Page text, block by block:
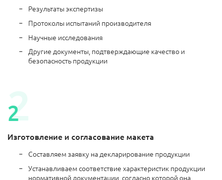
Результаты экспертизы
Протоколы испытаний производителя
Научные исследования
Другие документы, подтверждающие качество и
безопасность продукции
Изготовление и согласование макета
Составляем заявку на декларирование продукции
Устанавливаем соответствие характеристик продукции
нормативной документации, согласно которой она